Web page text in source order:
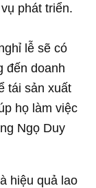
phát triển.
lễ sẽ có
đến doanh
tái sản xuất
họ làm việc
Ngọ Duy
hiệu quả lao